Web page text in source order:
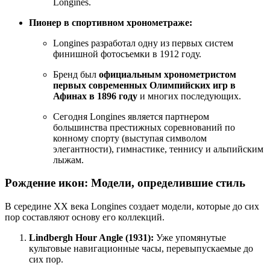
Пионер в спортивном хронометраже:
Longines разработал одну из первых систем
финишной фотосъемки в 1912 году.
Бренд был официальным хронометристом
первых современных Олимпийских игр в
Афинах в 1896 году и многих последующих.
Сегодня Longines является партнером
большинства престижных соревнований по
конному спорту (выступая символом
элегантности), гимнастике, теннису и альпийским
лыжам.
Рождение икон: Модели, определившие стиль
В середине XX века Longines создает модели, которые до сих
пор составляют основу его коллекций.
Lindbergh Hour Angle (1931): Уже упомянутые
культовые навигационные часы, перевыпускаемые до
сих пор.